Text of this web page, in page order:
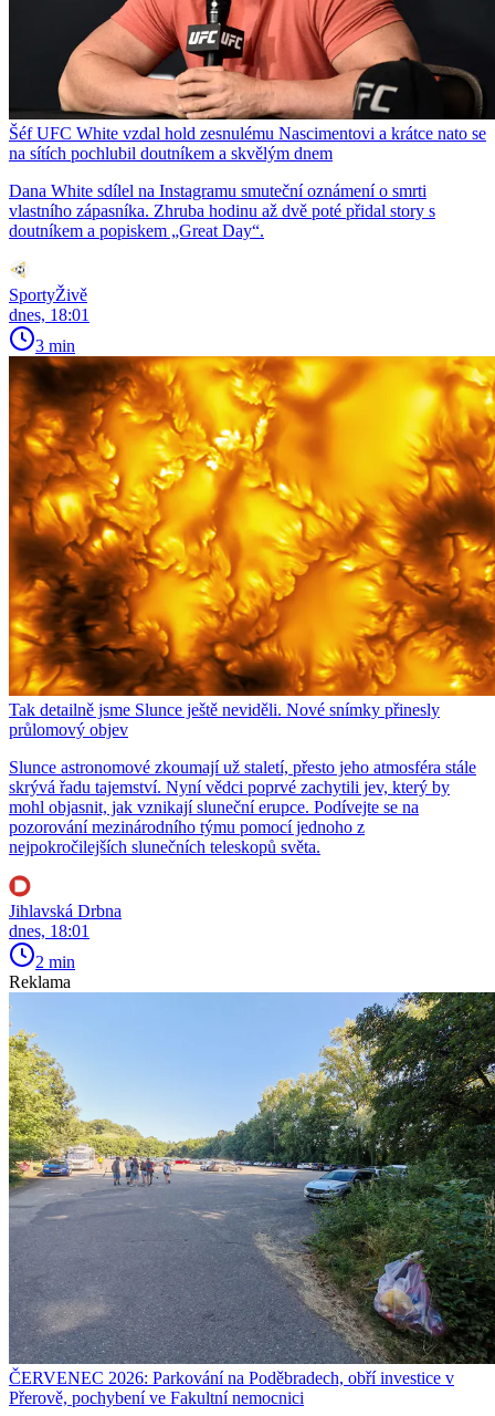
Šéf UFC White vzdal hold zesnulému Nascimentovi a krátce nato se
na sítích pochlubil doutníkem a skvělým dnem
Dana White sdílel na Instagramu smuteční oznámení o smrti
vlastního zápasníka. Zhruba hodinu až dvě poté přidal story s
doutníkem a popiskem „Great Day“.
SportyŽivě
dnes, 18:01
3 min
Tak detailně jsme Slunce ještě neviděli. Nové snímky přinesly
průlomový objev
Slunce astronomové zkoumají už staletí, přesto jeho atmosféra stále
skrývá řadu tajemství. Nyní vědci poprvé zachytili jev, který by
mohl objasnit, jak vznikají sluneční erupce. Podívejte se na
pozorování mezinárodního týmu pomocí jednoho z
nejpokročilejších slunečních teleskopů světa.
Jihlavská Drbna
dnes, 18:01
2 min
Reklama
ČERVENEC 2026: Parkování na Poděbradech, obří investice v
Přerově, pochybení ve Fakultní nemocnici